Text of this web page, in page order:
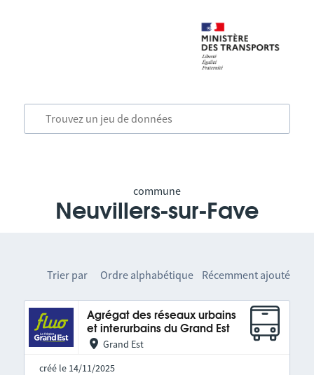
commune
Neuvillers-sur-Fave
Trier par Ordre alphabétique Récemment ajouté
Agrégat des réseaux urbains
et interurbains du Grand Est
Grand Est
créé le 14/11/2025